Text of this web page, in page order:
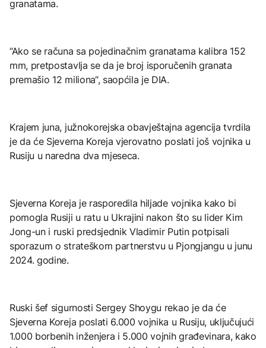
granatama.
“Ako se računa sa pojedinačnim granatama kalibra 152
mm, pretpostavlja se da je broj isporučenih granata
premašio 12 miliona“, saopćila je DIA.
Krajem juna, južnokorejska obavještajna agencija tvrdila
je da će Sjeverna Koreja vjerovatno poslati još vojnika u
Rusiju u naredna dva mjeseca.
Sjeverna Koreja je rasporedila hiljade vojnika kako bi
pomogla Rusiji u ratu u Ukrajini nakon što su lider Kim
Jong-un i ruski predsjednik Vladimir Putin potpisali
sporazum o strateškom partnerstvu u Pjongjangu u junu
2024. godine.
Ruski šef sigurnosti Sergey Shoygu rekao je da će
Sjeverna Koreja poslati 6.000 vojnika u Rusiju, uključujući
1.000 borbenih inženjera i 5.000 vojnih građevinara, kako